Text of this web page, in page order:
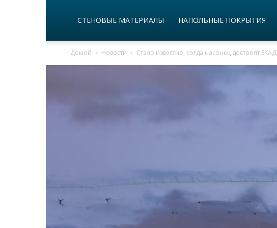
СТЕНОВЫЕ МАТЕРИАЛЫ НАПОЛЬНЫЕ ПОКРЫТИЯ
Домой Новости Стало известно, когда наконец достроят ЕКАД